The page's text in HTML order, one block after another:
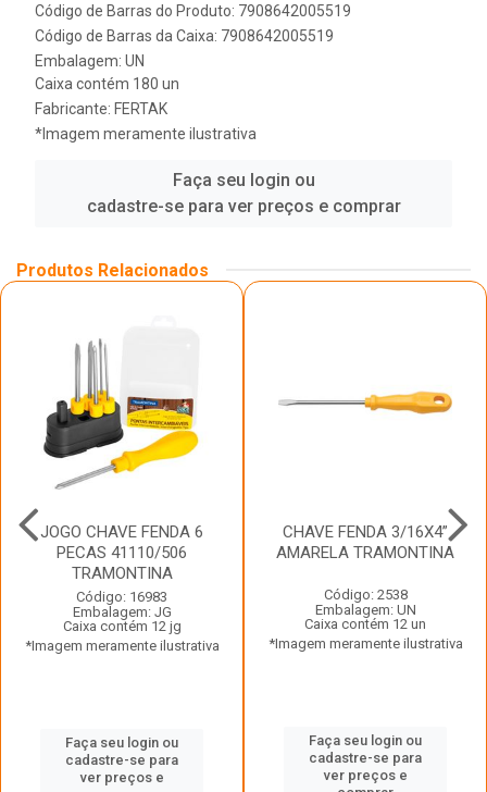
Código de Barras do Produto: 7908642005519
Código de Barras da Caixa: 7908642005519
Embalagem: UN
Caixa contém 180 un
Fabricante: FERTAK
*Imagem meramente ilustrativa
Faça seu login ou
cadastre-se para ver preços e comprar
Produtos Relacionados
JOGO CHAVE FENDA 6
PECAS 41110/506
TRAMONTINA
Código: 16983
Embalagem: JG
Caixa contém 12 jg
*Imagem meramente ilustrativa
Faça seu login ou
cadastre-se para
ver preços e
CHAVE FENDA 3/16X4”
AMARELA TRAMONTINA
Código: 2538
Embalagem: UN
Caixa contém 12 un
*Imagem meramente ilustrativa
Faça seu login ou
cadastre-se para
ver preços e